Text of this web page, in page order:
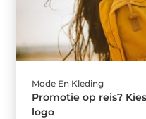
Mode En Kleding
Promotie op reis?
logo